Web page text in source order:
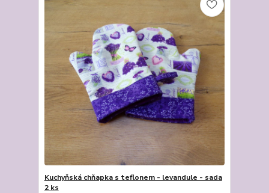
Kuchyňská chňapka s teflonem - levandule - sada
2 ks